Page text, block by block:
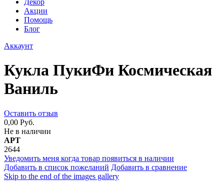
Декор
Акции
Помощь
Блог
Аккаунт
Кукла ПукиФи Космическая
Ваниль
Оставить отзыв
0,00 Руб.
Не в наличии
АРТ
2644
Уведомить меня когда товар появиться в наличии
Добавить в список пожеланий Добавить в сравнение
Skip to the end of the images gallery